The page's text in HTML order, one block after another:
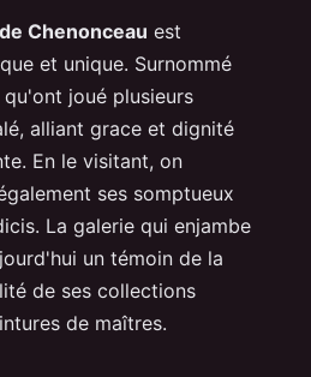
Chenonceau est
et unique. Surnommé
joué plusieurs
alliant grace et dignité
En le visitant, on
ses somptueux
La galerie qui enjambe
un témoin de la
de ses collections
de maîtres.